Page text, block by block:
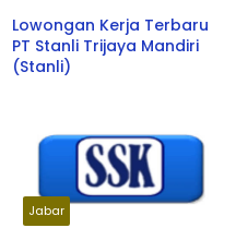
Lowongan Kerja Terbaru
PT Stanli Trijaya Mandiri
(Stanli)
Jabar